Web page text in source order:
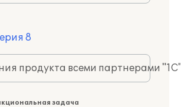
8
продукта всеми партнерами
задача